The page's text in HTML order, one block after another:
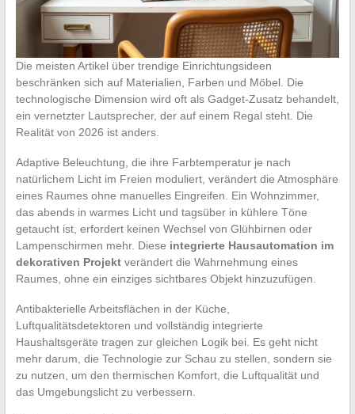
Die meisten Artikel über trendige Einrichtungsideen
beschränken sich auf Materialien, Farben und Möbel. Die
technologische Dimension wird oft als Gadget-Zusatz behandelt,
ein vernetzter Lautsprecher, der auf einem Regal steht. Die
Realität von 2026 ist anders.
Adaptive Beleuchtung, die ihre Farbtemperatur je nach
natürlichem Licht im Freien moduliert, verändert die Atmosphäre
eines Raumes ohne manuelles Eingreifen. Ein Wohnzimmer,
das abends in warmes Licht und tagsüber in kühlere Töne
getaucht ist, erfordert keinen Wechsel von Glühbirnen oder
Lampenschirmen mehr. Diese integrierte Hausautomation im
dekorativen Projektverändert die Wahrnehmung eines
Raumes, ohne ein einziges sichtbares Objekt hinzuzufügen.
Antibakterielle Arbeitsflächen in der Küche,
Luftqualitätsdetektoren und vollständig integrierte
Haushaltsgeräte tragen zur gleichen Logik bei. Es geht nicht
mehr darum, die Technologie zur Schau zu stellen, sondern sie
zu nutzen, um den thermischen Komfort, die Luftqualität und
das Umgebungslicht zu verbessern.